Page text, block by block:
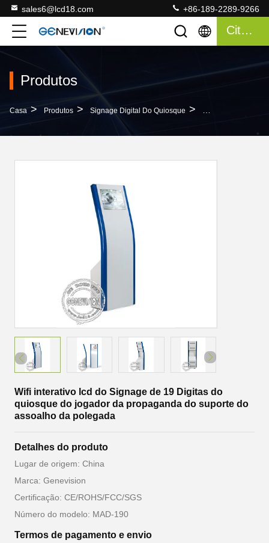
sales6@lcd18.com +86-189-2289-9266
Citações
Produtos
Casa > Produtos > Signage Digital Do Quiosque > Wifi Interativo Lcd
Wifi interativo lcd do Signage de 19 Digitas do
quiosque do jogador da propaganda do suporte do
assoalho da polegada
Detalhes do produto
Lugar de origem: China
Marca: Genevision
Certificação: CE/ROHS/FCC/SGS
Número do modelo: MAD-190
Termos de pagamento e envio